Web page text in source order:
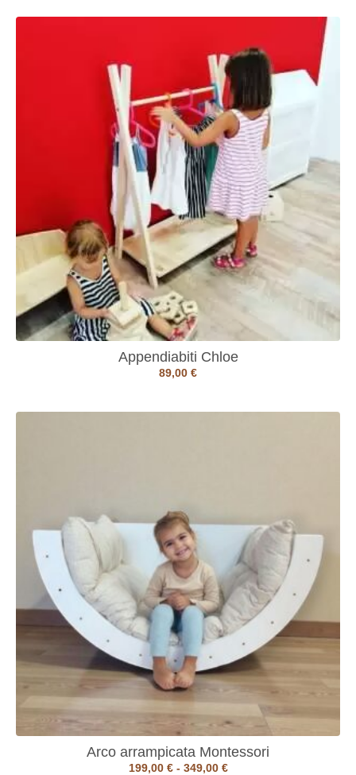
Appendiabiti Chloe
89,00 €
Arco arrampicata Montessori
199,00 € - 349,00 €